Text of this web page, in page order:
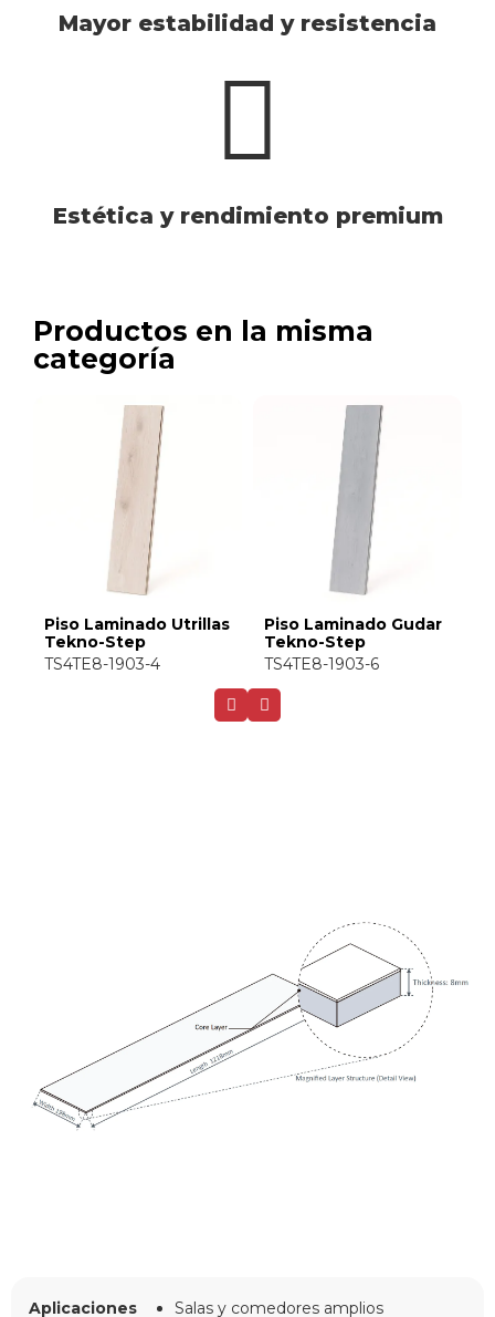
Mayor estabilidad y resistencia
Estética y rendimiento premium
Productos en la misma
categoría
Piso Laminado Gudar
Tekno-Step
TS4TE8-1903-6
Piso Laminado
Ternasco Tekno-Step
TS4TE8-1903-5
Aplicaciones Salas y comedores amplios